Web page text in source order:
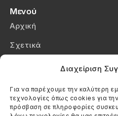
Διαχείριση
Για να παρέχουμε την καλύτερη
τεχνολογίες όπως cookies για
πρόσβαση σε πληροφορίες
Μενού
Αρχική
Σχετικά
Πολιτική Cookies (ΕΕ)